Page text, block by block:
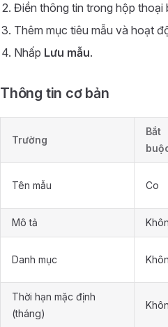
Điền thông tin trong hộp thoại
Thêm mục tiêu mẫu và hoạt
Nhấp Lưu mẫu.
Thông tin cơ bản
Trường
Bắt
Tên mẫu Co
Mô tả
Danh mục
Thời hạn mặc định
(tháng)